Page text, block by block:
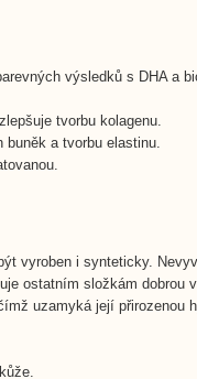
výsledků s DHA a
tvorbu kolagenu.
a tvorbu elastinu.
vyroben i synteticky.
ostatním složkám dobrou
uzamyká její přirozenou